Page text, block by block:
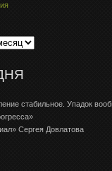
стабильное. Упадок
Сергея Довлатова